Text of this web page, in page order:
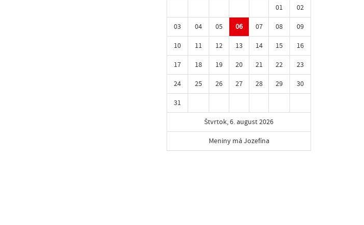
01
02
03
04 05 06 07 08
09
10
11 12 13 14 15
16
17
18 19 20 21 22
23
24
25 26 27 28 29
30
31
Štvrtok, 6. august 2026
Meniny má Jozefína